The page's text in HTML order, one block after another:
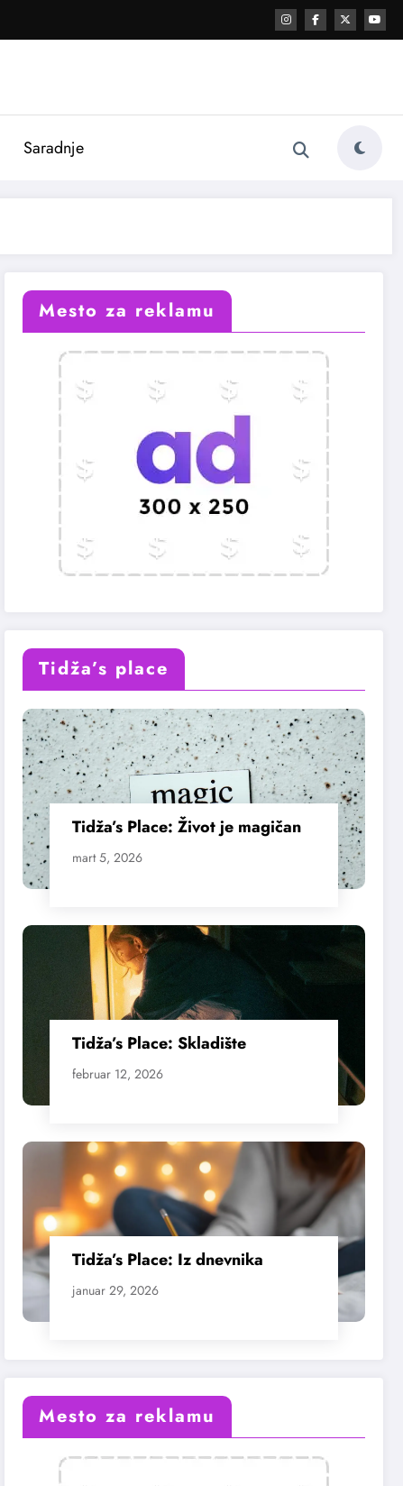
Saradnje
Mesto za reklamu
Tidža’s place
Tidža’s Place: Život je magičan
mart 5, 2026
Tidža’s Place: Skladište
februar 12, 2026
Tidža’s Place: Iz dnevnika
januar 29, 2026
Mesto za reklamu